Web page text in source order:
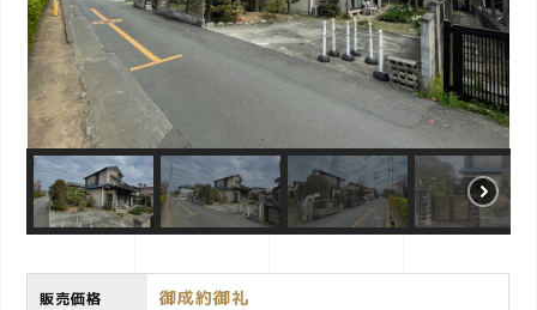
n
販売価格 御成約御礼